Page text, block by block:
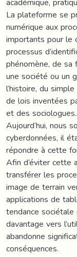
La plateforme se
numérique aux
importants pour le
processus
phénomène, de
une société ou un
l’histoire, du
de lois inventées
et des
Aujourd’hui, nous
cyberdonnées, il
répondre à cette
Afin d’éviter cette
transférer les
image de terrain
applications de
tendance sociétale
davantage vers
abandonne
conséquences.